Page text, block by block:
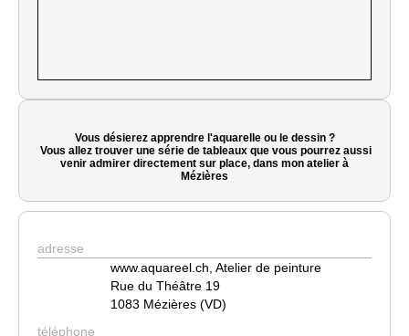
Vous désierez apprendre l'aquarelle ou le dessin ?
Vous allez trouver une série de tableaux que vous pourrez aussi
venir admirer directement sur place, dans mon atelier à
Mézières
adresse
www.aquareel.ch, Atelier de peinture
Rue du Théâtre 19
1083 Mézières (VD)
téléphone